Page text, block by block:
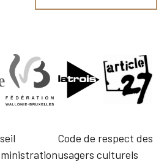
Code de respect des
usagers culturels